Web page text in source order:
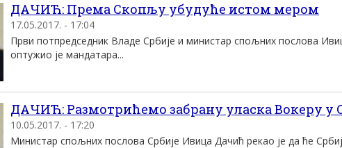
ДАЧИЋ: Према Скопљу убудуће истом мером
17.05.2017. - 17:04
Први потпредседник Владе Србије и министар спољних послова
оптужио је мандатара...
ДАЧИЋ: Размотрићемо забрану уласка Вокеру у
10.05.2017. - 17:20
Министар спољних послова Србије Ивица Дачић рекао је да ће